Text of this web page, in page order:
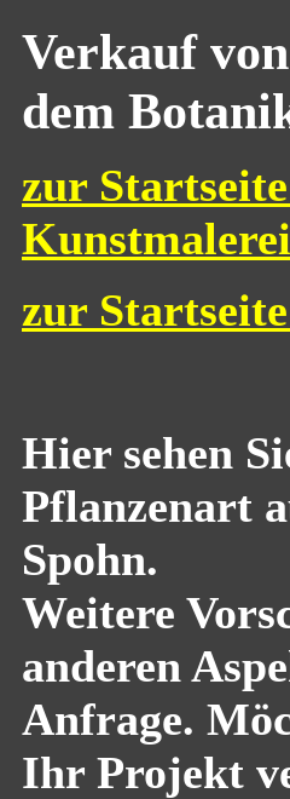
Verkauf
dem
zur
zur
Hier sehen
Pflanzenart
Spohn.
Weitere
anderen
Anfrage.
Ihr Projekt